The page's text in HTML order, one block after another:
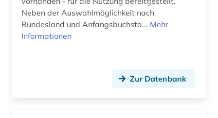
geografie (2)
georg (1)
Neben der Auswahlmöglichkeit nach
Bundesland und Anfangsbuchsta... Mehr
Informationen
Zur Datenbank